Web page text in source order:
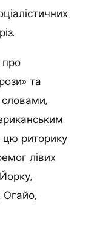
та
словами,
цю риторику
лівих
Огайо,